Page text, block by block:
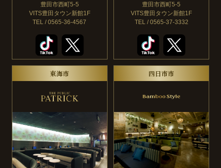
豊田市西町5-5
VITS豊田タウン新館1F
TEL / 0565-36-4567
豊田市西町5-5
VITS豊田タウン新館1F
TEL / 0565-37-3332
東海市 四日市市